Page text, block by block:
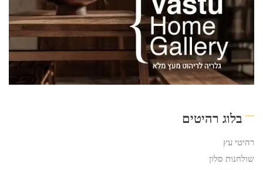
בלוג רהיטים
רהיטי עץ
שולחנות סלון